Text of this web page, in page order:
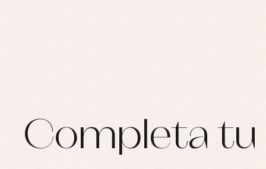
Completa tu